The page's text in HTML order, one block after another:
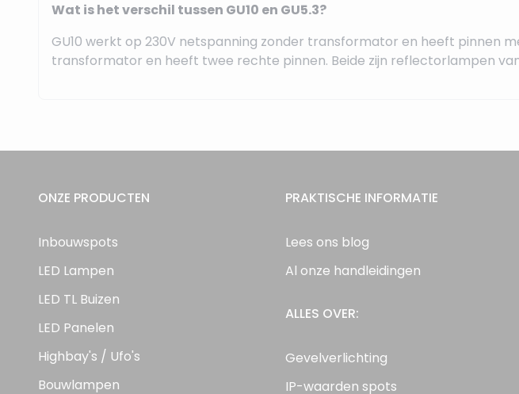
Wat is het verschil tussen GU10 en GU5.3?
GU10 werkt op 230V netspanning zonder transformator en heeft pinnen
transformator en heeft twee rechte pinnen. Beide zijn reflectorlampen
ONZE PRODUCTEN
Inbouwspots
LED Lampen
LED TL Buizen
LED Panelen
Highbay's / Ufo's
Bouwlampen
PRAKTISCHE INFORMATIE
Lees ons blog
Al onze handleidingen
ALLES OVER:
Gevelverlichting
IP-waarden spots